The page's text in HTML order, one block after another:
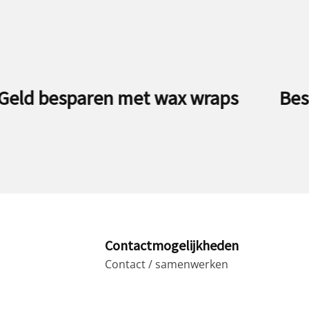
Besparen op de batterij van
Contactmogelijkheden
Contact / samenwerken